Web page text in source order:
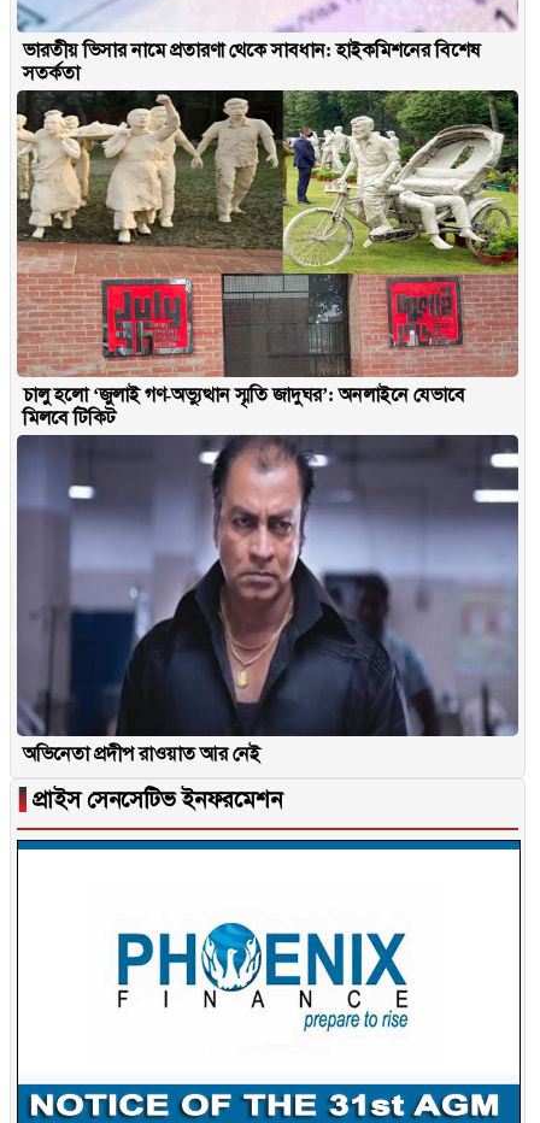
ভারতীয় ভিসার নামে প্রতারণা থেকে সাবধান: হাইকমিশনের বিশেষ
সতর্কতা
চালু হলো ‘জুলাই গণ-অভ্যুত্থান স্মৃতি জাদুঘর’: অনলাইনে যেভাবে
মিলবে টিকিট
অভিনেতা প্রদীপ রাওয়াত আর নেই
▐ প্রাইস সেনসেটিভ ইনফরমেশন